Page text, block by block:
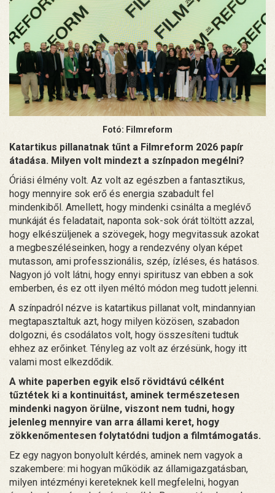
Fotó: Filmreform
Katartikus pillanatnak tűnt a Filmreform 2026 papír
átadása. Milyen volt mindezt a színpadon megélni?
Óriási élmény volt. Az volt az egészben a fantasztikus,
hogy mennyire sok erő és energia szabadult fel
mindenkiből. Amellett, hogy mindenki csinálta a meglévő
munkáját és feladatait, naponta sok-sok órát töltött azzal,
hogy elkészüljenek a szövegek, hogy megvitassuk azokat
a megbeszéléseinken, hogy a rendezvény olyan képet
mutasson, ami professzionális, szép, ízléses, és hatásos.
Nagyon jó volt látni, hogy ennyi spiritusz van ebben a sok
emberben, és ez ott ilyen méltó módon meg tudott jelenni.
A színpadról nézve is katartikus pillanat volt, mindannyian
megtapasztaltuk azt, hogy milyen közösen, szabadon
dolgozni, és csodálatos volt, hogy összesíteni tudtuk
ehhez az erőinket. Tényleg az volt az érzésünk, hogy itt
valami most elkezdődik.
A white paperben egyik első rövidtávú célként
tűztétek ki a kontinuitást, aminek természetesen
mindenki nagyon örülne, viszont nem tudni, hogy
jelenleg mennyire van arra állami keret, hogy
zökkenőmentesen folytatódni tudjon a filmtámogatás.
Ez egy nagyon bonyolult kérdés, aminek nem vagyok a
szakembere: mi hogyan működik az államigazgatásban,
milyen intézményi kereteknek kell megfelelni, hogyan